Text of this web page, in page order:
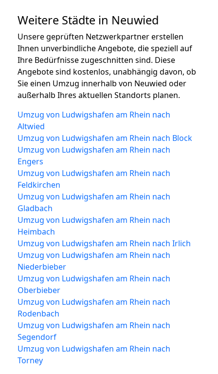
Weitere Städte in Neuwied
Unsere geprüften Netzwerkpartner erstellen
Ihnen unverbindliche Angebote, die speziell auf
Ihre Bedürfnisse zugeschnitten sind. Diese
Angebote sind kostenlos, unabhängig davon, ob
Sie einen Umzug innerhalb von Neuwied oder
außerhalb Ihres aktuellen Standorts planen.
Umzug von Ludwigshafen am Rhein nach
Altwied
Umzug von Ludwigshafen am Rhein nach Block
Umzug von Ludwigshafen am Rhein nach
Engers
Umzug von Ludwigshafen am Rhein nach
Feldkirchen
Umzug von Ludwigshafen am Rhein nach
Gladbach
Umzug von Ludwigshafen am Rhein nach
Heimbach
Umzug von Ludwigshafen am Rhein nach Irlich
Umzug von Ludwigshafen am Rhein nach
Niederbieber
Umzug von Ludwigshafen am Rhein nach
Oberbieber
Umzug von Ludwigshafen am Rhein nach
Rodenbach
Umzug von Ludwigshafen am Rhein nach
Segendorf
Umzug von Ludwigshafen am Rhein nach
Torney